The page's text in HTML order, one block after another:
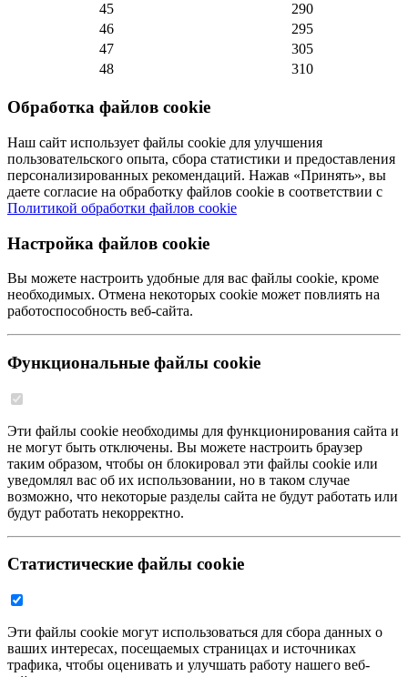
45
290
46
295
47
305
48
310
Обработка файлов cookie
Наш сайт использует файлы cookie для улучшения
пользовательского опыта, сбора статистики и предоставления
персонализированных рекомендаций. Нажав «Принять», вы
даете согласие на обработку файлов cookie в соответствии с
Политикой обработки файлов cookie
Настройка файлов cookie
Вы можете настроить удобные для вас файлы cookie, кроме
необходимых. Отмена некоторых cookie может повлиять на
работоспособность веб-сайта.
Функциональные файлы cookie
Эти файлы cookie необходимы для функционирования сайта и
не могут быть отключены. Вы можете настроить браузер
таким образом, чтобы он блокировал эти файлы cookie или
уведомлял вас об их использовании, но в таком случае
возможно, что некоторые разделы сайта не будут работать или
будут работать некорректно.
Статистические файлы cookie
Эти файлы cookie могут использоваться для сбора данных о
ваших интересах, посещаемых страницах и источниках
трафика, чтобы оценивать и улучшать работу нашего веб-